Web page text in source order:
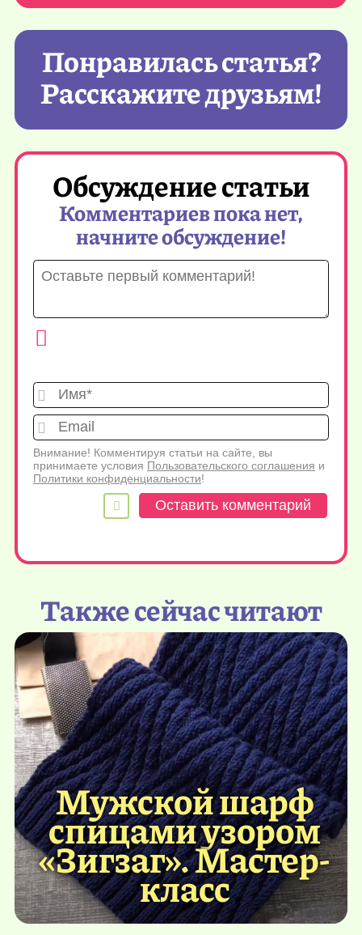
Понравилась статья?
Расскажите друзьям!
Обсуждение статьи
Комментариев пока нет,
начните обсуждение!
Имя*
Внимание! Комментируя статьи на сайте, вы
принимаете условия Пользовательского соглашения и
Политики конфиденциальности!
Также сейчас читают
Мужской шарф
спицами узором
«Зигзаг». Мастер-
класс